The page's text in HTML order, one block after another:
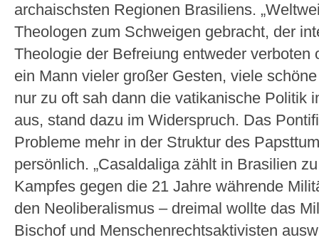
archaischsten Regionen Brasiliens.
Theologen zum Schweigen gebracht, der
Theologie der Befreiung entweder verboten
ein Mann vieler großer Gesten, viele
nur zu oft sah dann die vatikanische Politik
aus, stand dazu im Widerspruch. Das
Probleme mehr in der Struktur des
persönlich. „Casaldaliga zählt in Brasilien
Kampfes gegen die 21 Jahre währende
den Neoliberalismus – dreimal wollte das
Bischof und Menschenrechtsaktivisten